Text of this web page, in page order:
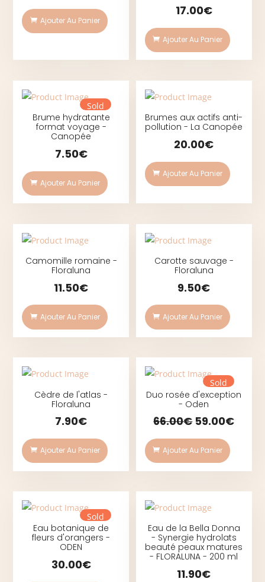
Ajouter Au Panier
17.00€
Ajouter Au Panier
Sold
Brume hydratante
format voyage -
Canopée
7.50€
Ajouter Au Panier
Brumes aux actifs anti-
pollution - La Canopée
20.00€
Ajouter Au Panier
Camomille romaine -
Floraluna
11.50€
Ajouter Au Panier
Carotte sauvage -
Floraluna
9.50€
Ajouter Au Panier
Cèdre de l'atlas -
Floraluna
7.90€
Ajouter Au Panier
Sold
Duo rosée d'exception
- Oden
66.00€ Le
initial
était :
66.00€.
59.00€Le
Ajouter Au Panier
Sold
Eau botanique de
fleurs d'orangers -
ODEN
30.00€
Eau de la Bella Donna
- Synergie hydrolats
beauté peaux matures
- FLORALUNA - 200 ml
11.90€